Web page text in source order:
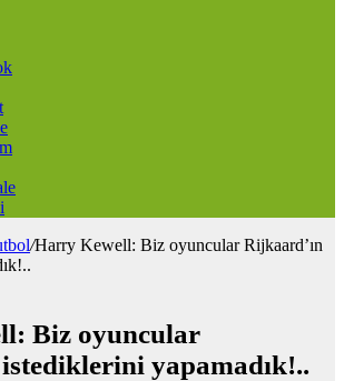
/Harry Kewell: Biz oyuncular Rijkaard’ın
Biz oyuncular
yapamadık!..